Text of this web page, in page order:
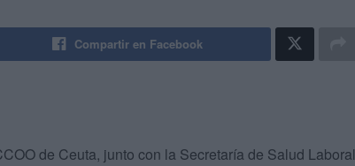
Compartir en Facebook
de Ceuta, junto con la Secretaría de Salud Laboral